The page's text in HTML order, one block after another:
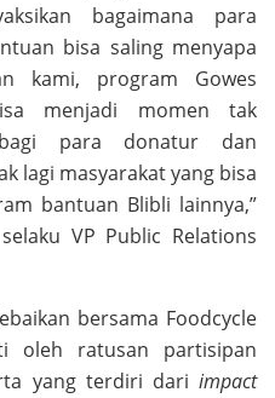
bagaimana para
bisa saling menyapa
kami, program Gowes
menjadi momen tak
para donatur dan
lagi masyarakat yang bisa
bantuan Blibli lainnya,”
selaku VP Public Relations
bersama Foodcycle
oleh ratusan partisipan
yang terdiri dari impact